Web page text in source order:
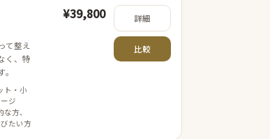
て整え
く、特
ト・小
ジ
方、
たい方
¥39,800 詳細
比較